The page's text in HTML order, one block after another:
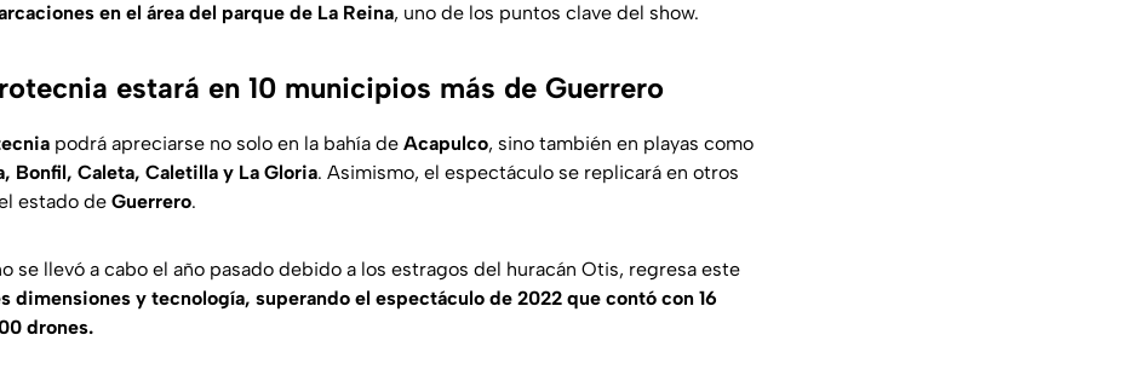
en el área del parque de La Reina, uno de los puntos clave del show.
estará en 10 municipios más de Guerrero
podrá apreciarse no solo en la bahía de Acapulco, sino también en playas como
Bonfil, Caleta, Caletilla y La Gloria. Asimismo, el espectáculo se replicará en otros
estado de Guerrero.
se llevó a cabo el año pasado debido a los estragos del huracán Otis, regresa este
dimensiones y tecnología, superando el espectáculo de 2022 que contó con 16
drones.